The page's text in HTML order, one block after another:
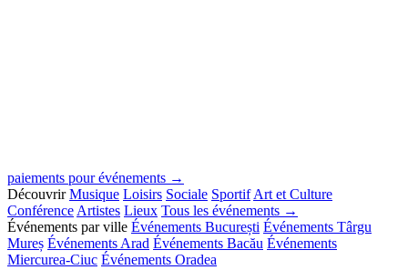
paiements pour événements →
Découvrir Musique Loisirs Sociale Sportif Art et Culture
Conférence Artistes Lieux Tous les événements →
Événements par ville Événements București Événements Târgu
Mureș Événements Arad Événements Bacău Événements
Miercurea-Ciuc Événements Oradea